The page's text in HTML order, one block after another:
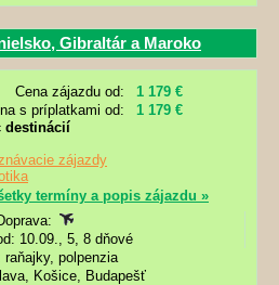
Gibraltár a Maroko
Cena zájazdu od:
1 179 €
s príplatkami od:
1 179 €
destinácií
zájazdy
termíny a popis zájazdu »
10.09., 5, 8 dňové
raňajky, polpenzia
Košice, Budapešť